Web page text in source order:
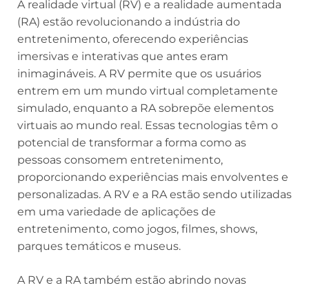
A realidade virtual (RV) e a realidade aumentada
(RA) estão revolucionando a indústria do
entretenimento, oferecendo experiências
imersivas e interativas que antes eram
inimagináveis. A RV permite que os usuários
entrem em um mundo virtual completamente
simulado, enquanto a RA sobrepõe elementos
virtuais ao mundo real. Essas tecnologias têm o
potencial de transformar a forma como as
pessoas consomem entretenimento,
proporcionando experiências mais envolventes e
personalizadas. A RV e a RA estão sendo utilizadas
em uma variedade de aplicações de
entretenimento, como jogos, filmes, shows,
parques temáticos e museus.
A RV e a RA também estão abrindo novas